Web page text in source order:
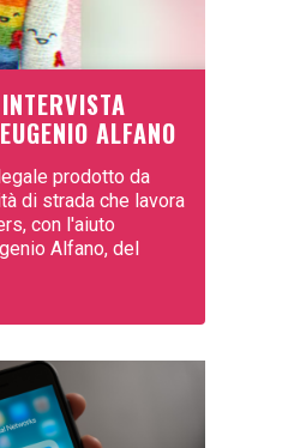
ALFANO
prodotto da
di strada che lavora
con l'aiuto
Alfano, del